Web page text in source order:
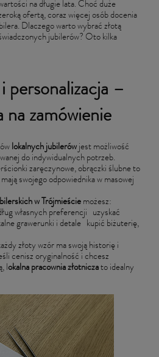
na długie lata. Choć duże
ofertą, coraz więcej osób docenia
Dlaczego warto wybrać złotą
jubilerów? Oto kilka
personalizacja –
na zamówienie
lokalnych jubilerów jest możliwość
do indywidualnych potrzeb.
zaręczynowe, obrączki ślubne to
swojego odpowiednika w masowej
w Trójmieście możesz:
własnych preferencji uzyskać
grawerunki i detale kupić biżuterię,
złoty wzór ma swoją historię i
cenisz oryginalność i chcesz
lokalna pracownia złotnicza to idealny